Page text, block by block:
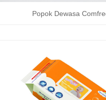
Popok Dewasa